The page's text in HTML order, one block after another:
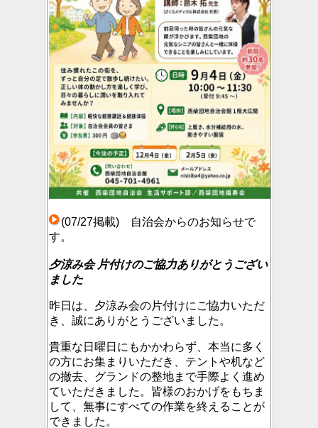
(07/27掲載) 自治会からのお知らせで
す。
夕涼み会 片付けのご協力ありがとうござい
ました
昨日は、夕涼み会の片付けにご協力いただ
き、誠にありがとうございました。
貴重な日曜日にもかかわらず、本当に多く
の方にお集まりいただき、テントや机など
の撤去、グランドの整地まで手際よく進め
ていただきました。皆様のおかげをもちま
して、無事にすべての作業を終えることが
できました。